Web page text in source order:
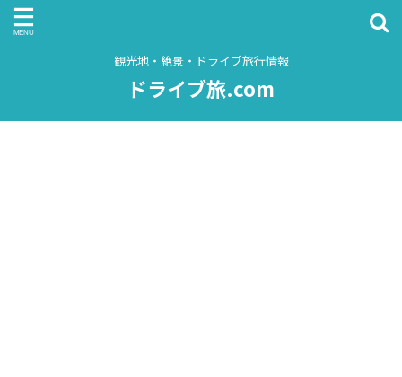
観光地・絶景・ドライブ旅行情報
ドライブ旅.com